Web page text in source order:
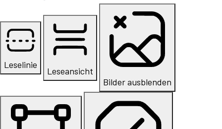
Leselinie
Leseansicht
Bilder ausblenden